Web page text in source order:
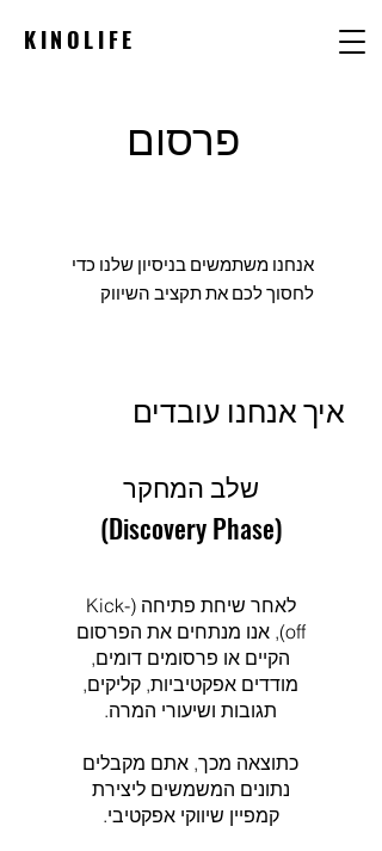
KINOLIFE
פרסום
אנחנו משתמשים בניסיון שלנו כדי
לחסוך לכם את תקציב השיווק
איך אנחנו עובדים
שלב המחקר
(Discovery Phase)
לאחר שיחת פתיחה (Kick-
off), אנו מנתחים את הפרסום
הקיים או פרסומים דומים,
מודדים אפקטיביות, קליקים,
תגובות ושיעורי המרה.
כתוצאה מכך, אתם מקבלים
נתונים המשמשים ליצירת
קמפיין שיווקי אפקטיבי.